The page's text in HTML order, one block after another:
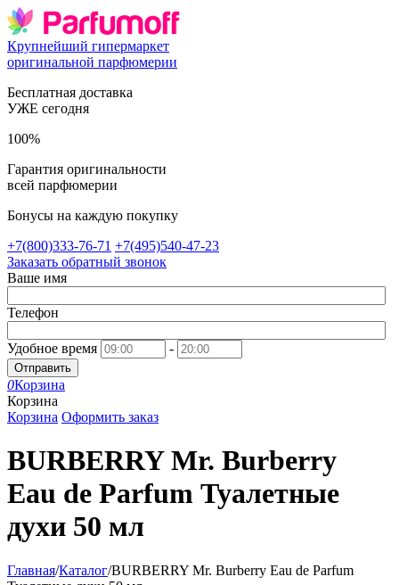
Крупнейший гипермаркет
оригинальной парфюмерии
Бесплатная доставка
УЖЕ сегодня
100%
Гарантия оригинальности
всей парфюмерии
Бонусы на каждую покупку
+7(800)333-76-71 +7(495)540-47-23
Заказать обратный звонок
Ваше имя
Телефон
Удобное время -
Отправить
0Корзина
Корзина
Корзина Оформить заказ
BURBERRY Mr. Burberry
Eau de Parfum Туалетные
духи 50 мл
Главная/Каталог/BURBERRY Mr. Burberry Eau de Parfum